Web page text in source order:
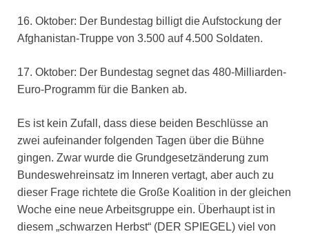
16. Oktober: Der Bundestag billigt die Aufstockung der
Afghanistan-Truppe von 3.500 auf 4.500 Soldaten.
17. Oktober: Der Bundestag segnet das 480-Milliarden-
Euro-Programm für die Banken ab.
Es ist kein Zufall, dass diese beiden Beschlüsse an
zwei aufeinander folgenden Tagen über die Bühne
gingen. Zwar wurde die Grundgesetzänderung zum
Bundeswehreinsatz im Inneren vertagt, aber auch zu
dieser Frage richtete die Große Koalition in der gleichen
Woche eine neue Arbeitsgruppe ein. Überhaupt ist in
diesem „schwarzen Herbst“ (DER SPIEGEL) viel von